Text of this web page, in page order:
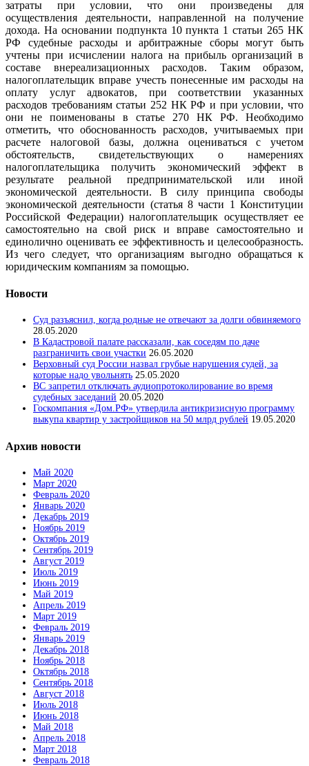
затраты при условии, что они произведены для
осуществления деятельности, направленной на получение
дохода. На основании подпункта 10 пункта 1 статьи 265 НК
РФ судебные расходы и арбитражные сборы могут быть
учтены при исчислении налога на прибыль организаций в
составе внереализационных расходов. Таким образом,
налогоплательщик вправе учесть понесенные им расходы на
оплату услуг адвокатов, при соответствии указанных
расходов требованиям статьи 252 НК РФ и при условии, что
они не поименованы в статье 270 НК РФ. Необходимо
отметить, что обоснованность расходов, учитываемых при
расчете налоговой базы, должна оцениваться с учетом
обстоятельств, свидетельствующих о намерениях
налогоплательщика получить экономический эффект в
результате реальной предпринимательской или иной
экономической деятельности. В силу принципа свободы
экономической деятельности (статья 8 части 1 Конституции
Российской Федерации) налогоплательщик осуществляет ее
самостоятельно на свой риск и вправе самостоятельно и
единолично оценивать ее эффективность и целесообразность.
Из чего следует, что организациям выгодно обращаться к
юридическим компаниям за помощью.
Новости
Суд разъяснил, когда родные не отвечают за долги обвиняемого
28.05.2020
В Кадастровой палате рассказали, как соседям по даче
разграничить свои участки 26.05.2020
Верховный суд России назвал грубые нарушения судей, за
которые надо увольнять 25.05.2020
ВС запретил отключать аудиопротоколирование во время
судебных заседаний 20.05.2020
Госкомпания «Дом.РФ» утвердила антикризисную программу
выкупа квартир у застройщиков на 50 млрд рублей 19.05.2020
Архив новости
Май 2020
Март 2020
Февраль 2020
Январь 2020
Декабрь 2019
Ноябрь 2019
Октябрь 2019
Сентябрь 2019
Август 2019
Июль 2019
Июнь 2019
Май 2019
Апрель 2019
Март 2019
Февраль 2019
Январь 2019
Декабрь 2018
Ноябрь 2018
Октябрь 2018
Сентябрь 2018
Август 2018
Июль 2018
Июнь 2018
Май 2018
Апрель 2018
Март 2018
Февраль 2018